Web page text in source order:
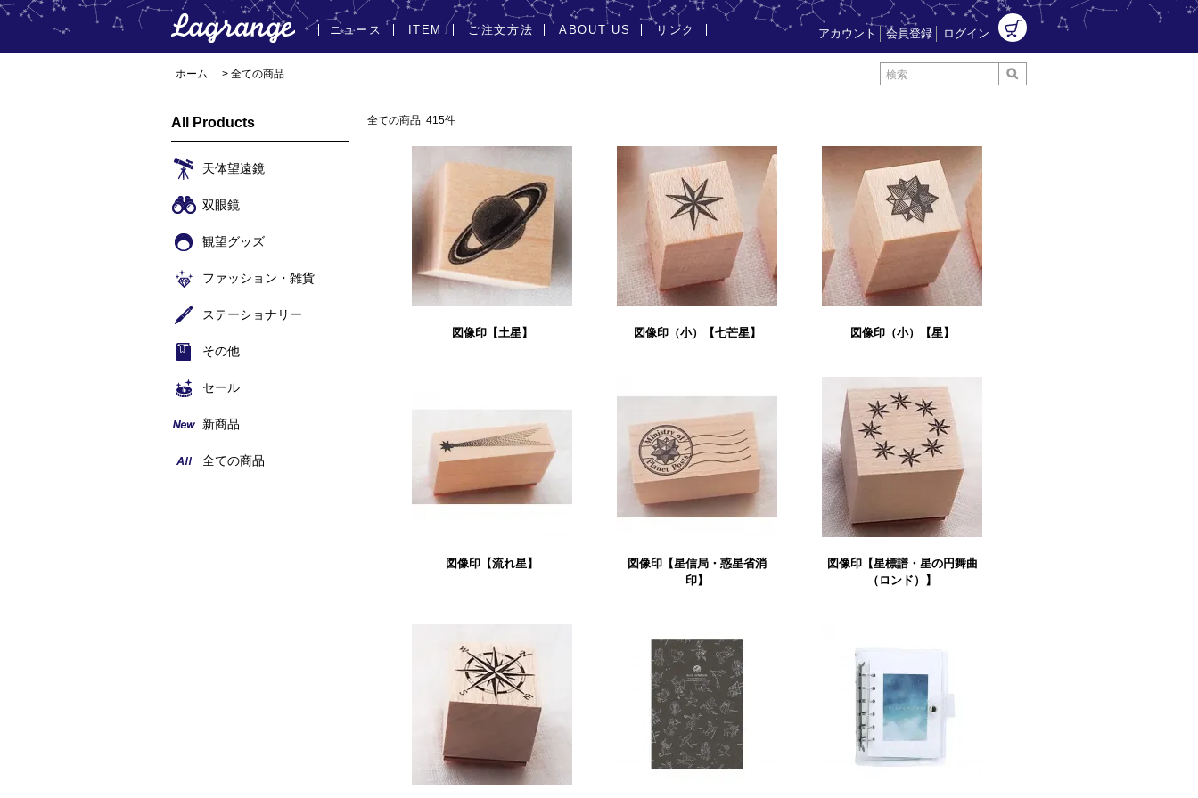
アカウント 会員登録 ログイン
ニュース ITEM ご注文方法 ABOUT US リンク
ホーム > 全ての商品
All Products
天体望遠鏡
双眼鏡
観望グッズ
ファッション・雑貨
ステーショナリー
その他
セール
新商品
全ての商品
全ての商品 415件
図像印【土星】 図像印（小）【七芒星】 図像印（小）【星】
図像印【流れ星】
図像印【星信局・惑星省消
印】
図像印【星標譜・星の円舞曲
（ロンド）】